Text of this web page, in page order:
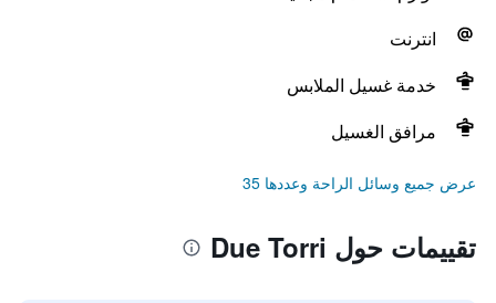
انترنت
خدمة غسيل الملابس
مرافق الغسيل
عرض جميع وسائل الراحة وعددها 35
تقييمات حول Due Torri